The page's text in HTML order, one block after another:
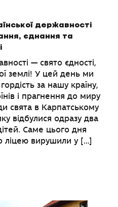
державності
єднання та
— свято єдності,
землі! У цей день ми
за нашу країну,
і прагнення до миру
свята в Карпатському
відбулися одразу два
Саме цього дня
ліцею вирушили у […]